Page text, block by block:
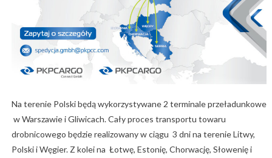
Na terenie Polski będą wykorzystywane 2 terminale przeładunkowe
w Warszawie i Gliwicach. Cały proces transportu towaru
drobnicowego będzie realizowany w ciągu 3 dni na terenie Litwy,
Polski i Węgier. Z kolei na Łotwę, Estonię, Chorwację, Słowenię i